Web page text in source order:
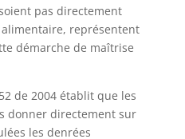
pas directement
représentent
démarche de maîtrise
de 2004 établit que les
donner directement sur
les denrées